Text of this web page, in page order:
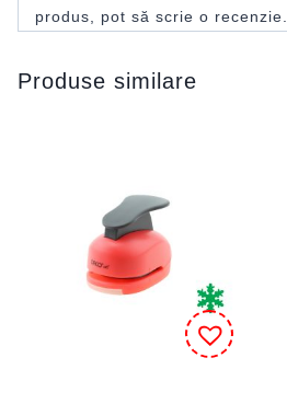
produs, pot să scrie o recenzie.
Produse similare